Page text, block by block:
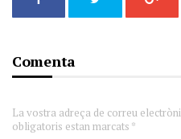
Comenta
La vostra adreça de correu
obligatoris estan marcats *